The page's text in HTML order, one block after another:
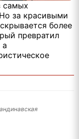
самых
за красивыми
более
превратил
а